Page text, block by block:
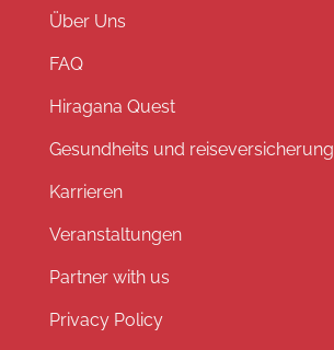
Über Uns
FAQ
Hiragana Quest
Gesundheits und reiseversicherung
Karrieren
Veranstaltungen
Partner with us
Privacy Policy